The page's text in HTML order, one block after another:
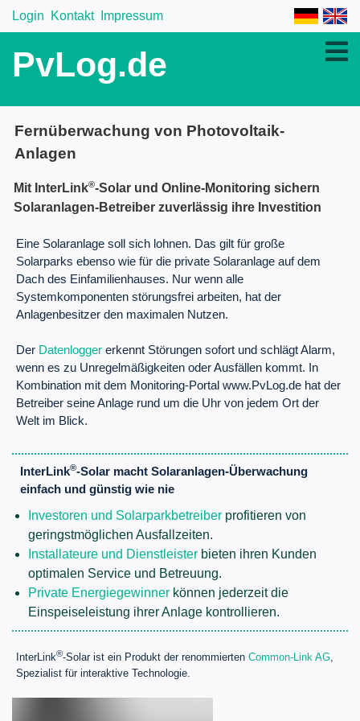
Login Kontakt Impressum
PvLog.de
Fernüberwachung von Photovoltaik-
Anlagen
Mit InterLink®-Solar und Online-Monitoring sichern
Solaranlagen-Betreiber zuverlässig ihre Investition
Eine Solaranlage soll sich lohnen. Das gilt für große
Solarparks ebenso wie für die private Solaranlage auf dem
Dach des Einfamilienhauses. Nur wenn alle
Systemkomponenten störungsfrei arbeiten, hat der
Anlagenbesitzer den maximalen Nutzen.
Der Datenlogger erkennt Störungen sofort und schlägt Alarm,
wenn es zu Unregelmäßigkeiten oder Ausfällen kommt. In
Kombination mit dem Monitoring-Portal www.PvLog.de hat der
Betreiber seine Anlage rund um die Uhr von jedem Ort der
Welt im Blick.
InterLink®-Solar macht Solaranlagen-Überwachung
einfach und günstig wie nie
Investoren und Solarparkbetreiber profitieren von
geringstmöglichen Ausfallzeiten.
Installateure und Dienstleister bieten ihren Kunden
optimalen Service und Betreuung.
Private Energiegewinner können jederzeit die
Einspeiseleistung ihrer Anlage kontrollieren.
InterLink®-Solar ist ein Produkt der renommierten Common-Link AG,
Spezialist für interaktive Technologie.